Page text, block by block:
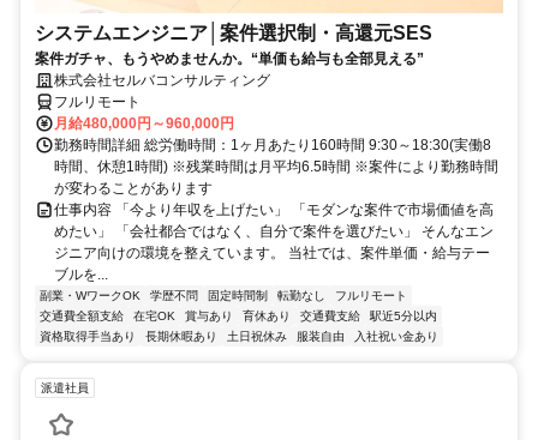
システムエンジニア│案件選択制・高還元SES
案件ガチャ、もうやめませんか。“単価も給与も全部見える”
株式会社セルバコンサルティング
フルリモート
月給480,000円～960,000円
勤務時間詳細 総労働時間：1ヶ月あたり160時間 9:30～18:30(実働8
時間、休憩1時間) ※残業時間は月平均6.5時間 ※案件により勤務時間
が変わることがあります
仕事内容 「今より年収を上げたい」 「モダンな案件で市場価値を高
めたい」 「会社都合ではなく、自分で案件を選びたい」 そんなエン
ジニア向けの環境を整えています。 当社では、案件単価・給与テー
ブルを...
副業・WワークOK 学歴不問 固定時間制 転勤なし
フルリモート
交通費全額支給
在宅OK 賞与あり 育休あり 交通費支給
駅近5分以内
資格取得手当あり
長期休暇あり 土日祝休み 服装自由 入社祝い金あり
派遣社員